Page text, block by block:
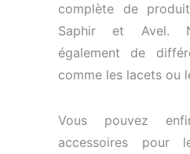
complète de
Saphir et Avel.
également de
comme les lacets ou
Vous pouvez
accessoires pour